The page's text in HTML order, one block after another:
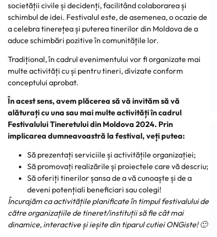
societății civile și decidenți, facilitând colaborarea și
schimbul de idei. Festivalul este, de asemenea, o ocazie de
a celebra tinerețea și puterea tinerilor din Moldova de a
aduce schimbări pozitive în comunitățile lor.
Tradițional, în cadrul evenimentului vor fi organizate mai
multe activități cu și pentru tineri, divizate conform
conceptului aprobat.
În acest sens, avem plăcerea să vă invităm să vă
alăturați cu una sau mai multe activități în cadrul
Festivalului Tineretului din Moldova 2024. Prin
implicarea dumneavoastră la festival, veți putea:
Să prezentați serviciile și activitățile organizației;
Să promovați realizările și proiectele care vă descriu;
Să oferiți tinerilor șansa de a vă cunoaște și de a
deveni potențiali beneficiari sau colegi!
Încurajăm ca activitățile planificate în timpul festivalului de
către organizațiile de tineret/instituții să fie cât mai
dinamice, interactive și ieșite din tiparul cutiei ONGiste! 🙂